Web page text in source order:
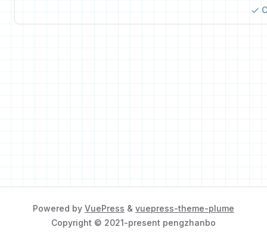
Powered by VuePress & vuepress-theme-plume
Copyright © 2021-present pengzhanbo